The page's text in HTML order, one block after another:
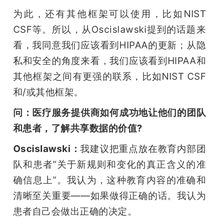
为此，还有其他框架可以使用，比如NIST
CSF等。所以，从Oscislawski提到的话题来
看，我同意我们应该看到HIPAA的更新；从隐
私和安全的角度来看，我们应该看到HIPAA和
其他框架之间有更强的联系，比如NIST CSF
和/或其他框架。
问：医疗服务提供商如何成功地让他们的团队
和患者，了解共享数据的价值?
Oscislawski：我建议把重点放在教育内部团
队和患者“关于新规则和变化的真正含义的准
确信息上”。我认为，这种教育内容的准确和
清晰至关重要——如果做得正确的话。我认为
患者自己会做出正确的决定。